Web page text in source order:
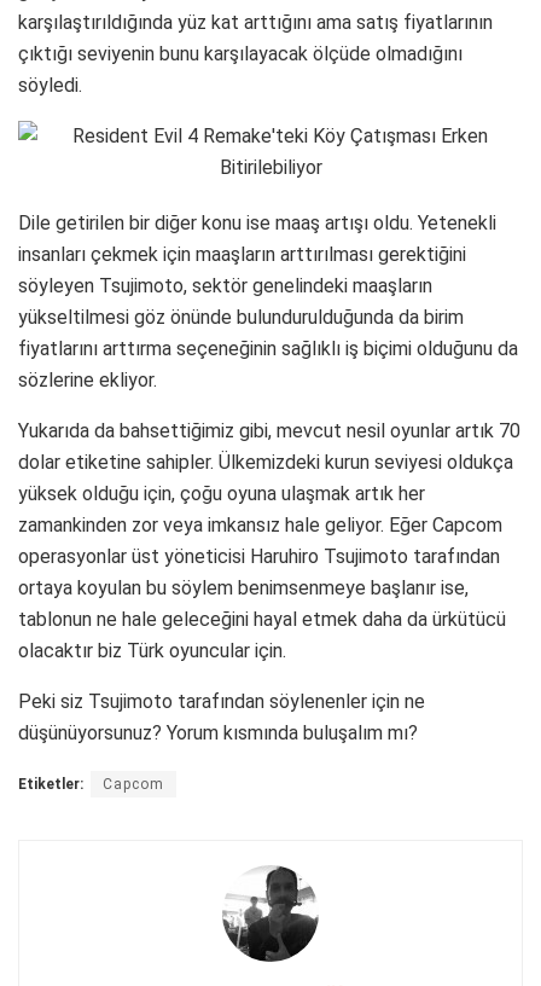
karşılaştırıldığında yüz kat arttığını ama satış fiyatlarının
çıktığı seviyenin bunu karşılayacak ölçüde olmadığını
söyledi.
Dile getirilen bir diğer konu ise maaş artışı oldu. Yetenekli
insanları çekmek için maaşların arttırılması gerektiğini
söyleyen Tsujimoto, sektör genelindeki maaşların
yükseltilmesi göz önünde bulundurulduğunda da birim
fiyatlarını arttırma seçeneğinin sağlıklı iş biçimi olduğunu da
sözlerine ekliyor.
Yukarıda da bahsettiğimiz gibi, mevcut nesil oyunlar artık 70
dolar etiketine sahipler. Ülkemizdeki kurun seviyesi oldukça
yüksek olduğu için, çoğu oyuna ulaşmak artık her
zamankinden zor veya imkansız hale geliyor. Eğer Capcom
operasyonlar üst yöneticisi Haruhiro Tsujimoto tarafından
ortaya koyulan bu söylem benimsenmeye başlanır ise,
tablonun ne hale geleceğini hayal etmek daha da ürkütücü
olacaktır biz Türk oyuncular için.
Peki siz Tsujimoto tarafından söylenenler için ne
düşünüyorsunuz? Yorum kısmında buluşalım mı?
Etiketler: Capcom